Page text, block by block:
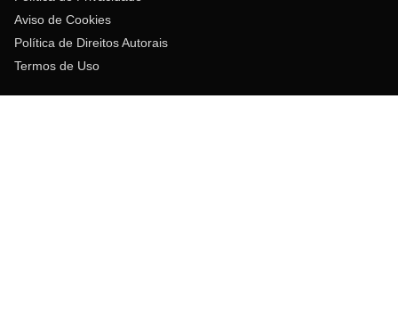
Aviso de Cookies
Política de Direitos Autorais
Termos de Uso